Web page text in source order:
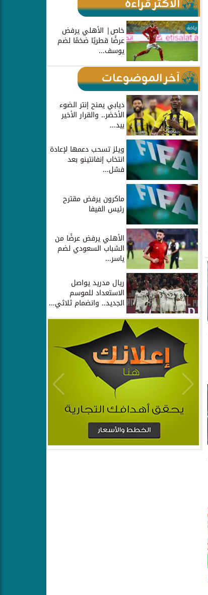
الأكثر قراءة
رياضة خاص| الأهلي يرفض
عرضًا قطريًا ضخمًا لضم
يوسف...
آخر الموضوعات
ديابي يمنح إنتر الضوء
الأخضر.. والقرار الأخير
بيد...
ويلز تسحب دعمها لإعادة
انتخاب إنفانتينو بعد
فشل...
ماكرون يرفض مقترح
رئيس الفيفا
الأهلي يرفض عرضًا من
الشباب السعودي لضم
ياسر...
ريال مدريد يواصل
الاستعداد للموسم
الجديد.. وانضمام ثلاثي...